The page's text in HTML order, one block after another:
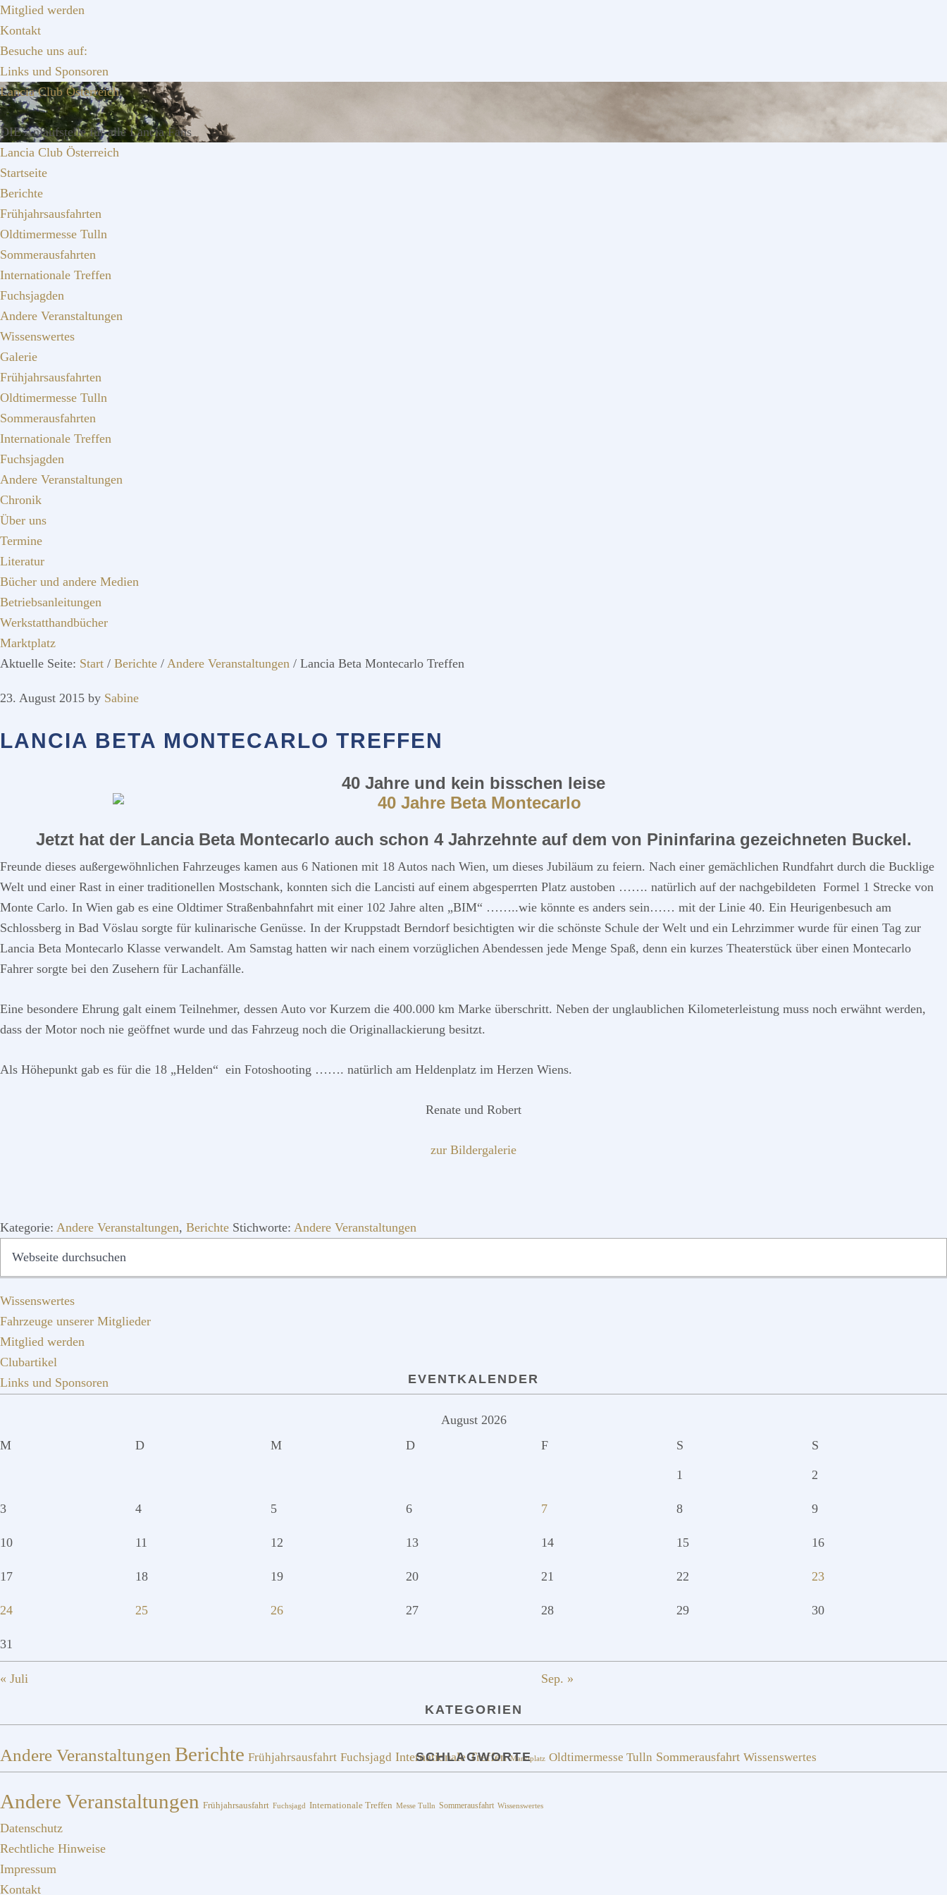
Zur
springen
Zum
springen
Zur
springen
Mitglied werden
Kontakt
Besuche uns auf:
Links und Sponsoren
Lancia Club Österreich
DIE Anlaufstelle für alle Lancia Fans
Lancia Club Österreich
Startseite
Berichte
Frühjahrsausfahrten
Oldtimermesse Tulln
Sommerausfahrten
Internationale Treffen
Fuchsjagden
Andere Veranstaltungen
Wissenswertes
Galerie
Frühjahrsausfahrten
Oldtimermesse Tulln
Sommerausfahrten
Internationale Treffen
Fuchsjagden
Andere Veranstaltungen
Chronik
Über uns
Termine
Literatur
Bücher und andere Medien
Betriebsanleitungen
Werkstatthandbücher
Marktplatz
Aktuelle Seite: Start / Berichte / Andere Veranstaltungen / Lancia Beta Montecarlo Treffen
23. August 2015 by Sabine
LANCIA BETA MONTECARLO TREFFEN
40 Jahre und kein bisschen leise
Jetzt hat der Lancia Beta Montecarlo auch schon 4 Jahrzehnte auf dem von Pininfarina gezeichneten Buckel.
Freunde dieses außergewöhnlichen Fahrzeuges kamen aus 6 Nationen mit 18 Autos nach Wien, um dieses Jubiläum zu feiern. Nach einer gemächlichen Rundfahrt durch die Bucklige
Welt und einer Rast in einer traditionellen Mostschank, konnten sich die Lancisti auf einem abgesperrten Platz austoben ……. natürlich auf der nachgebildeten Formel 1 Strecke von
Monte Carlo. In Wien gab es eine Oldtimer Straßenbahnfahrt mit einer 102 Jahre alten „BIM“ ……..wie könnte es anders sein…… mit der Linie 40. Ein Heurigenbesuch am
Schlossberg in Bad Vöslau sorgte für kulinarische Genüsse. In der Kruppstadt Berndorf besichtigten wir die schönste Schule der Welt und ein Lehrzimmer wurde für einen Tag zur
Lancia Beta Montecarlo Klasse verwandelt. Am Samstag hatten wir nach einem vorzüglichen Abendessen jede Menge Spaß, denn ein kurzes Theaterstück über einen Montecarlo
Fahrer sorgte bei den Zusehern für Lachanfälle.
Eine besondere Ehrung galt einem Teilnehmer, dessen Auto vor Kurzem die 400.000 km Marke überschritt. Neben der unglaublichen Kilometerleistung muss noch erwähnt werden,
dass der Motor noch nie geöffnet wurde und das Fahrzeug noch die Originallackierung besitzt.
Als Höhepunkt gab es für die 18 „Helden“ ein Fotoshooting ……. natürlich am Heldenplatz im Herzen Wiens.
Renate und Robert
zur Bildergalerie
Kategorie: Andere Veranstaltungen, Berichte Stichworte: Andere Veranstaltungen
SEITENSPALTE
Wissenswertes
Fahrzeuge unserer Mitglieder
Mitglied werden
Clubartikel
Links und Sponsoren
EVENTKALENDER
August 2026
M
D M D F S S
1 2
3 4 5 6 7 8 9
10 11 12 13 14 15 16
17 18 19 20 21 22 23
24 25 26 27 28 29 30
31
« Juli Sep. »
KATEGORIEN
Andere Veranstaltungen Berichte Frühjahrsausfahrt Fuchsjagd Internationale Treffen Marktplatz Oldtimermesse Tulln Sommerausfahrt Wissenswertes
SCHLAGWORTE
Andere Veranstaltungen Frühjahrsausfahrt Fuchsjagd Internationale Treffen Messe Tulln Sommerausfahrt Wissenswertes
Datenschutz
Rechtliche Hinweise
Impressum
Kontakt